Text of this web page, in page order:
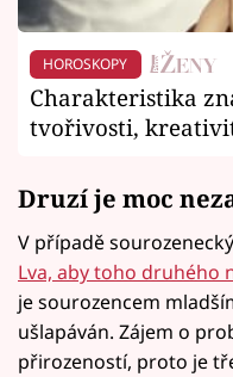
HOROSKOPY
Charakteristika
tvořivosti,
Druzí je moc
V případě
Lva, aby toho druhého
je sourozencem
ušlapáván. Zájem o
přirozeností, proto je